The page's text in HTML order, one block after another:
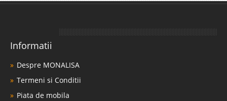
Informatii
Despre MONALISA
Termeni si Conditii
Piata de mobila